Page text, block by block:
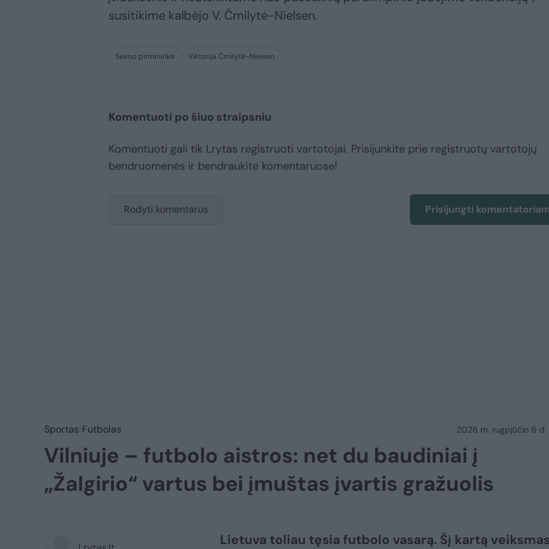
susitikime kalbėjo V. Čmilytė-Nielsen.
Seimo pirmininkė Viktorija Čmilytė-Nielsen
Komentuoti po šiuo straipsniu
Komentuoti gali tik Lrytas registruoti vartotojai. Prisijunkite prie registruotų vartotojų
bendruomenės ir bendraukite komentaruose!
Rodyti komentarus Prisijungti
Sportas Futbolas 2026 m. rugpjūčio 6 d.
Vilniuje – futbolo aistros: net du baudiniai į
„Žalgirio“ vartus bei įmuštas įvartis gražuolis
Lietuva toliau tęsia futbolo vasarą. Šį kartą